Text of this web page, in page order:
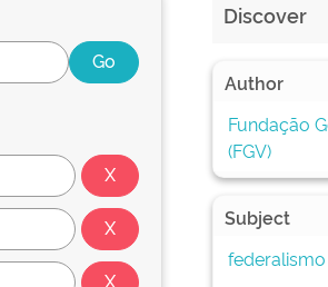
Discover
Author
Fundação
(FGV)
Subject